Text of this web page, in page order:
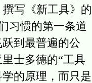
撰写《新工具》的
习惯的第一条道
到最普遍的公
士多德的“工具
的原理，而只是